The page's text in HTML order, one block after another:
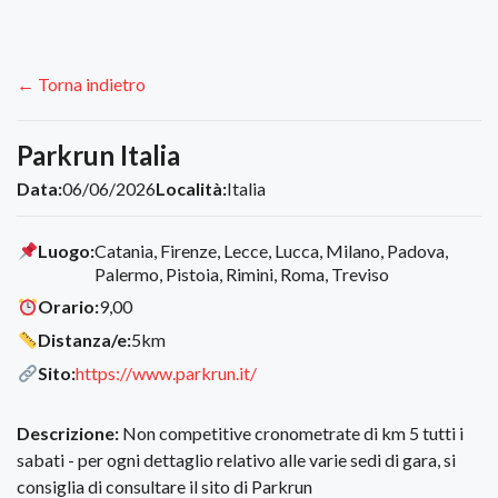
← Torna indietro
Parkrun Italia
Data:06/06/2026Località:Italia
Luogo:Catania, Firenze, Lecce, Lucca, Milano, Padova,
Palermo, Pistoia, Rimini, Roma, Treviso
Orario:9,00
Distanza/e:5km
Sito:https://www.parkrun.it/
Descrizione: Non competitive cronometrate di km 5 tutti i
sabati - per ogni dettaglio relativo alle varie sedi di gara, si
consiglia di consultare il sito di Parkrun